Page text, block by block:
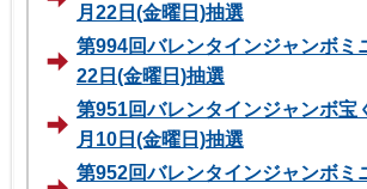
月22日(金曜日)抽選
第994回バレンタインジャンボミ
22日(金曜日)抽選
第951回バレンタインジャンボ宝
月10日(金曜日)抽選
第952回バレンタインジャンボミ